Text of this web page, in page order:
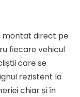
montat direct pe
fiecare vehicul
care se
rezistent la
chiar și în